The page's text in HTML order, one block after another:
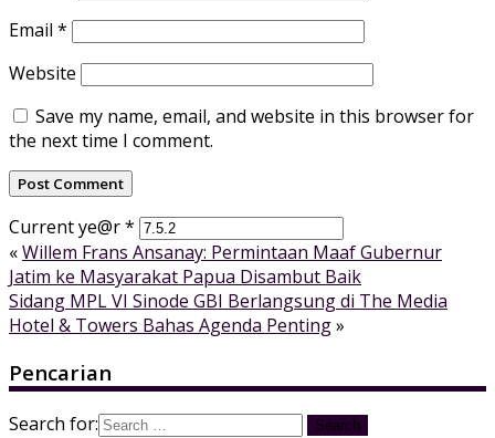
Email *
Website
Save my name, email, and website in this browser for
the next time I comment.
Current ye@r*
«Willem Frans Ansanay: Permintaan Maaf Gubernur
Jatim ke Masyarakat Papua Disambut Baik
Sidang MPL VI Sinode GBI Berlangsung di The Media
Hotel & Towers Bahas Agenda Penting»
Pencarian
Search for: